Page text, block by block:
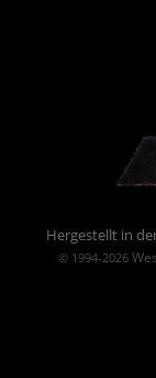
Hergestellt in
© 1994-2026